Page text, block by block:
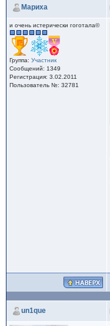
Мариха
и очень истерически гоготала©
Группа: Участник
Сообщений: 1349
Регистрация: 3.02.2011
Пользователь №: 32781
un1que